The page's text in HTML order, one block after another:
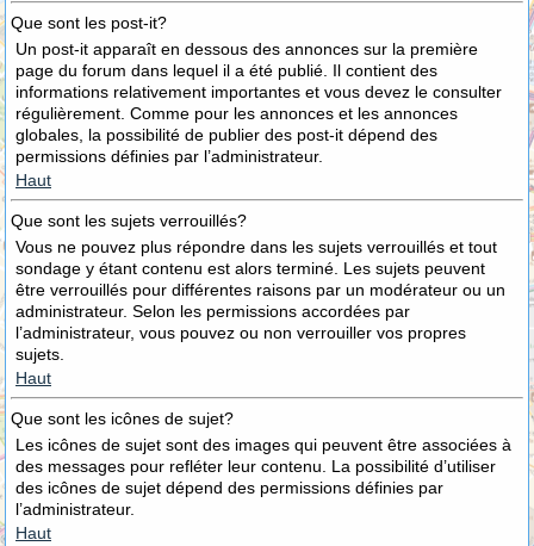
Que sont les post-it?
Un post-it apparaît en dessous des annonces sur la première
page du forum dans lequel il a été publié. Il contient des
informations relativement importantes et vous devez le consulter
régulièrement. Comme pour les annonces et les annonces
globales, la possibilité de publier des post-it dépend des
permissions définies par l’administrateur.
Haut
Que sont les sujets verrouillés?
Vous ne pouvez plus répondre dans les sujets verrouillés et tout
sondage y étant contenu est alors terminé. Les sujets peuvent
être verrouillés pour différentes raisons par un modérateur ou un
administrateur. Selon les permissions accordées par
l’administrateur, vous pouvez ou non verrouiller vos propres
sujets.
Haut
Que sont les icônes de sujet?
Les icônes de sujet sont des images qui peuvent être associées à
des messages pour refléter leur contenu. La possibilité d’utiliser
des icônes de sujet dépend des permissions définies par
l’administrateur.
Haut